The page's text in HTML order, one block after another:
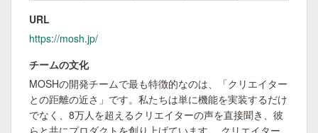
URL
https://mosh.jp/
チームの文化
MOSHの開発チームで最も特徴的なのは、「クリエイター
との距離の近さ」です。私たちは単に機能を実装するだけ
でなく、8万人を超えるクリエイターの声を直接聞き、彼
らと共にプロダクトを創り上げています。 クリエイター